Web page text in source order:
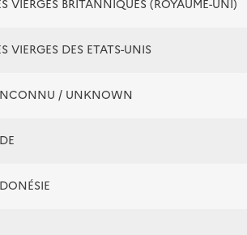
VIERGES BRITANNIQUES (ROYAUME-UNI)
VIERGES DES ETATS-UNIS
INCONNU / UNKNOWN